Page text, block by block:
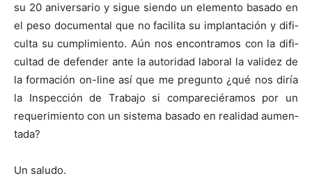
su 20 aniver­sario y sigue sien­do un ele­men­to basa­do en
el peso doc­u­men­tal que no facili­ta su implantación y difi­
cul­ta su cumplim­ien­to. Aún nos encon­tramos con la difi­
cul­tad de defend­er ante la autori­dad lab­o­ral la validez de
la for­ma­ción on-line así que me pre­gun­to ¿qué nos diría
la Inspec­ción de Tra­ba­jo si com­pare­ciéramos por un
requer­im­ien­to con un sis­tema basa­do en real­i­dad aumen­
ta­da?
Un salu­do.